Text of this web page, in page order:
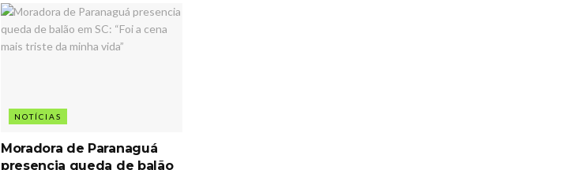
NOTÍCIAS
Moradora de Paranaguá
presencia queda de balão